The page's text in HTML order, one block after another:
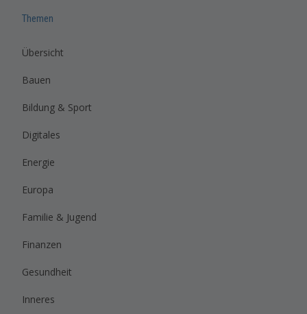
Themen
Übersicht
Bauen
Bildung & Sport
Digitales
Energie
Europa
Familie & Jugend
Finanzen
Gesundheit
Inneres